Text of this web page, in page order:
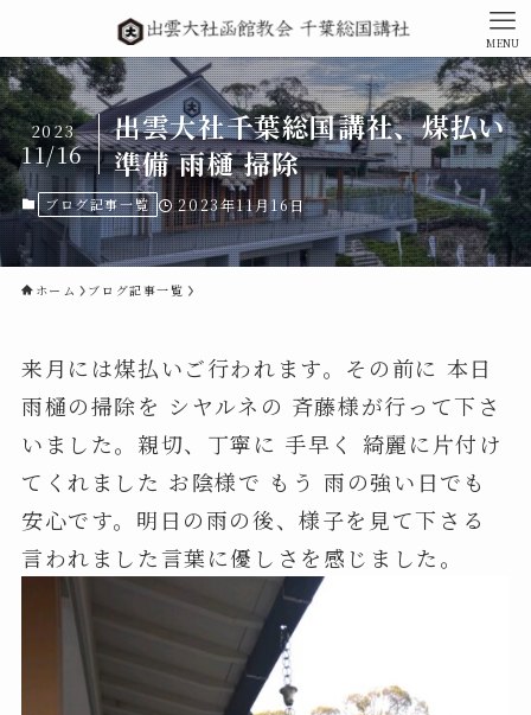
MENU
出雲大社千葉総国講社、煤払い
準備 雨樋 掃除
2023
11/16
ブログ記事一覧 2023年11月16日
ホーム ブログ記事一覧
来月には煤払いご行われます。その前に 本日
雨樋の掃除を シヤルネの 斉藤様が行って下さ
いました。親切、丁寧に 手早く 綺麗に片付け
てくれました お陰様で もう 雨の強い日でも
安心です。明日の雨の後、様子を見て下さる
言われました言葉に優しさを感じました。